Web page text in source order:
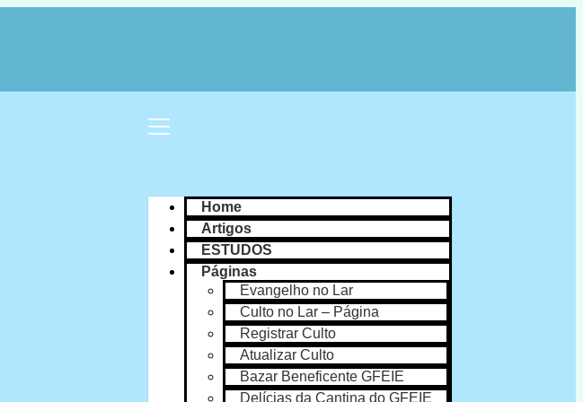
Home
Artigos
ESTUDOS
Páginas
Evangelho no Lar
Culto no Lar – Página
Registrar Culto
Atualizar Culto
Bazar Beneficente GFEIE
Delícias da Cantina do GFEIE